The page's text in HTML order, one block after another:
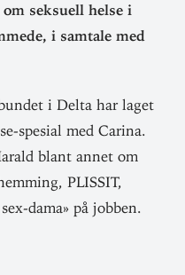
sek­suell helse i
i samtale med
i Delta har laget
spesial med Carina.
blant annet om
PLISSIT,
dama» på jobben.